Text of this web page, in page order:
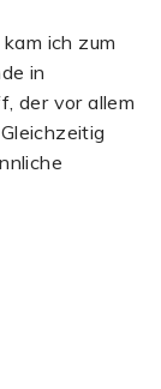
ich zum
in
der vor allem